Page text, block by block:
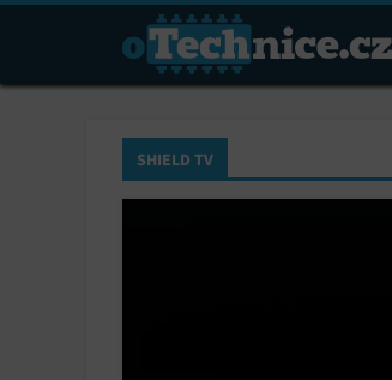
SHIELD TV